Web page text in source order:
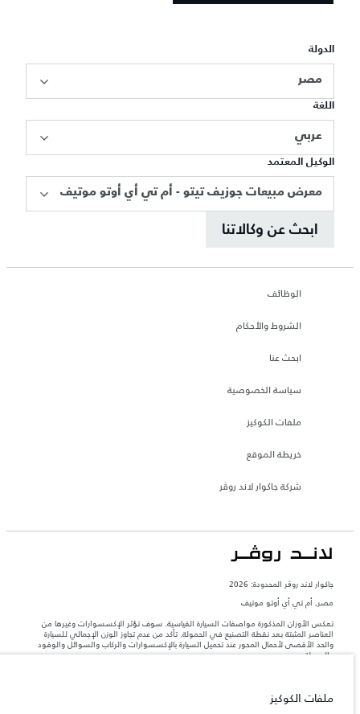
الدولة
مصر
اللغة
عربي
الوكيل المعتمد
معرض مبيعات جوزيف تيتو - أم تي أي أوتو موتيف
ابحث عن وكالاتنا
الوظائف
الشروط والأحكام
ابحث عنا
سياسة الخصوصية
ملفات الكوكيز
خريطة الموقع
شركة جاكوار لاند روڤر
جاكوار لاند روڨر المحدودة: 2026
مصر, أم تي أي أوتو موتيف
تعكس الأوزان المذكورة مواصفات السيارة القياسية. سوف تؤثر الإكسسوارات وغيرها من
العناصر المثبتة بعد نقطة التصنيع في الحمولة. تأكد من عدم تجاوز الوزن الإجمالي للسيارة
والحد الأقصى لأحمال المحور عند تحميل السيارة بالإكسسوارات والركاب والسوائل والوقود
والحمولة.
المعلومات والمواصفات والأسعار والألوان المذكورة على هذا الموقع قد تختلف من بلد إلى
آخر، كما أنّها قد تتغير بدون إشعار مسبق. الرجاء التواصل مع وكيلنا المحلي للتأكد من توفّرها
ملفات الكوكيز